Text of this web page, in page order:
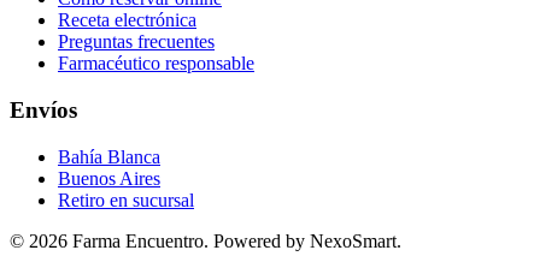
Receta electrónica
Preguntas frecuentes
Farmacéutico responsable
Envíos
Bahía Blanca
Buenos Aires
Retiro en sucursal
© 2026 Farma Encuentro. Powered by NexoSmart.